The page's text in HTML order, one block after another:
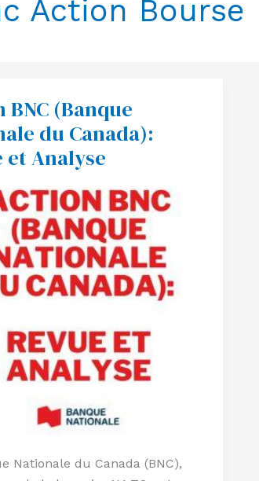
Action Bourse
BNC (Banque
du Canada):
et Analyse
Nationale du Canada (BNC),